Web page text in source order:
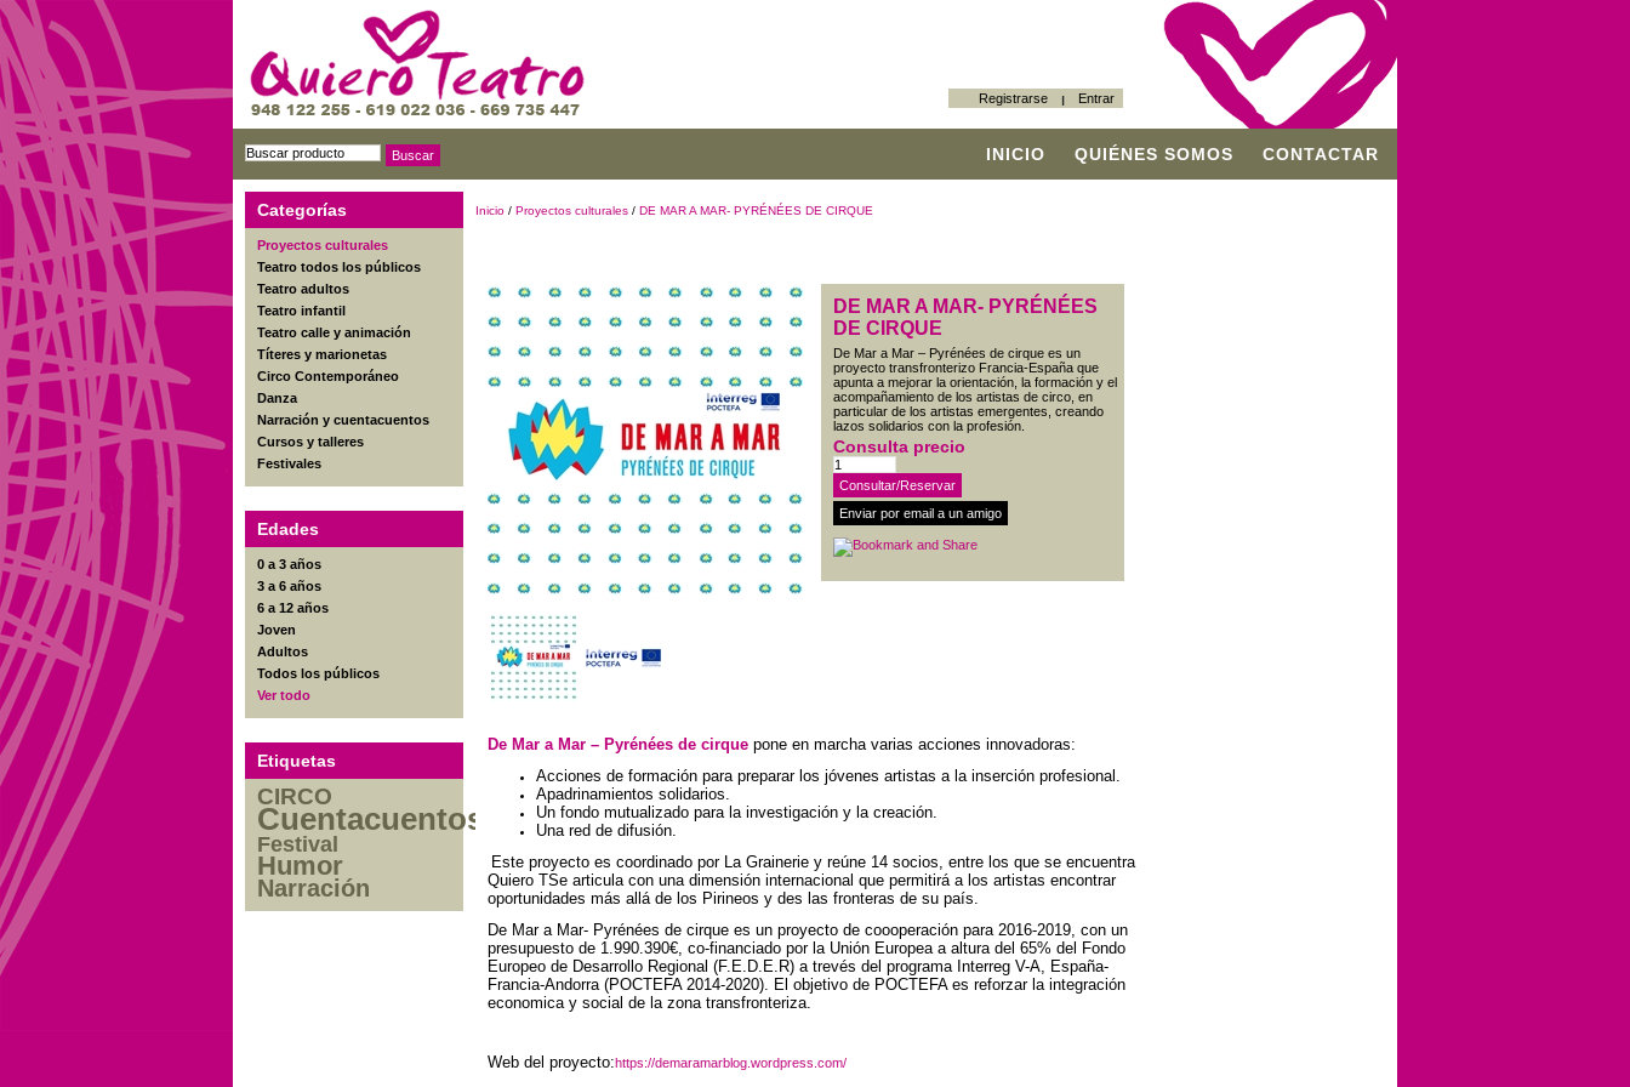
Registrarse Entrar
INICIO QUIÉNES SOMOS CONTACTAR
Categorías
Proyectos culturales
Teatro todos los públicos
Teatro adultos
Teatro infantil
Teatro calle y animación
Títeres y marionetas
Circo Contemporáneo
Danza
Narración y cuentacuentos
Cursos y talleres
Festivales
Edades
0 a 3 años
3 a 6 años
6 a 12 años
Joven
Adultos
Todos los públicos
Ver todo
Etiquetas
CIRCO
Cuentacuentos
Festival
Humor
Narración
Inicio / Proyectos culturales / DE MAR A MAR- PYRÉNÉES DE CIRQUE
DE MAR A MAR- PYRÉNÉES
DE CIRQUE
De Mar a Mar – Pyrénées de cirque es un
proyecto transfronterizo Francia-España que
apunta a mejorar la orientación, la formación y el
acompañamiento de los artistas de circo, en
particular de los artistas emergentes, creando
lazos solidarios con la profesión.
Consulta precio
De Mar a Mar – Pyrénées de cirque pone en marcha varias acciones innovadoras:
Acciones de formación para preparar los jóvenes artistas a la inserción profesional.
Apadrinamientos solidarios.
Un fondo mutualizado para la investigación y la creación.
Una red de difusión.
Este proyecto es coordinado por La Grainerie y reúne 14 socios, entre los que se encuentra
Quiero TSe articula con una dimensión internacional que permitirá a los artistas encontrar
oportunidades más allá de los Pirineos y des las fronteras de su país.
De Mar a Mar- Pyrénées de cirque es un proyecto de coooperación para 2016-2019, con un
presupuesto de 1.990.390€, co-financiado por la Unión Europea a altura del 65% del Fondo
Europeo de Desarrollo Regional (F.E.D.E.R) a trevés del programa Interreg V-A, España-
Francia-Andorra (POCTEFA 2014-2020). El objetivo de POCTEFA es reforzar la integración
economica y social de la zona transfronteriza.
Web del proyecto:https://demaramarblog.wordpress.com/